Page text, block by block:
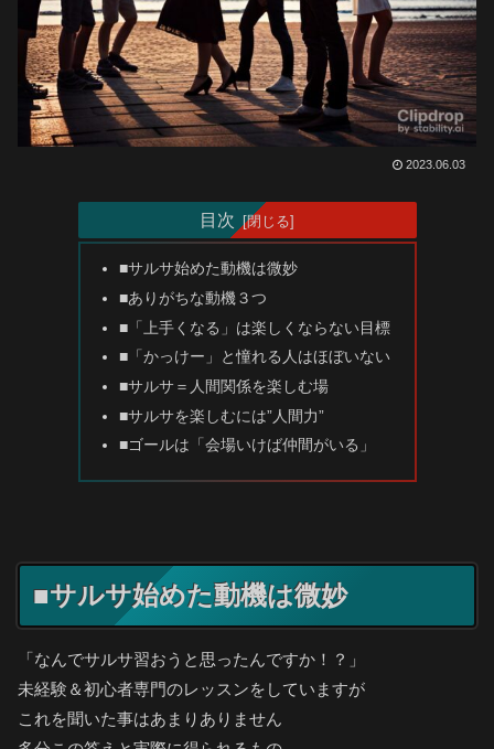
2023.06.03
目次
■サルサ始めた動機は微妙
■ありがちな動機３つ
■「上手くなる」は楽しくならない目標
■「かっけー」と憧れる人はほぼいない
■サルサ＝人間関係を楽しむ場
■サルサを楽しむには”人間力”
■ゴールは「会場いけば仲間がいる」
■サルサ始めた動機は微妙
「なんでサルサ習おうと思ったんですか！？」
未経験＆初心者専門のレッスンをしていますが
これを聞いた事はあまりありません